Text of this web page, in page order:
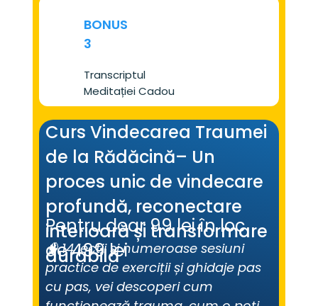
BONUS
3
Transcriptul
Meditației Cadou
Curs Vindecarea Traumei
de la Rădăcină– Un
proces unic de vindecare
profundă, reconectare
interioară și transformare
durabilă
Pentru doar 99 lei în loc
de 499 lei
🧠 14 lecții și numeroase sesiuni
practice de exerciții și ghidaje pas
cu pas, vei descoperi cum